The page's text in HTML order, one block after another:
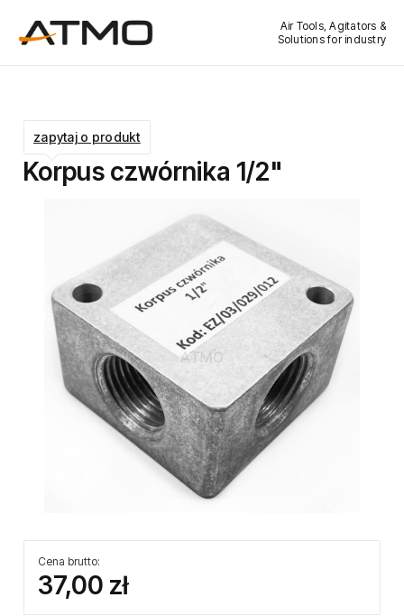
Air Tools, Agitators &
Solutions for industry
Korpus czwórnika 1/2"
Cena brutto:
37,00 zł
zapytaj o produkt